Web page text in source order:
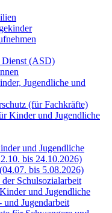
Dienst (ASD)
Jugendliche und
(für Fachkräfte)
Kinder und Jugendliche
und Jugendliche
bis 24.10.2026)
bis 5.08.2026)
Schulsozialarbeit
und Jugendliche
Jugendarbeit